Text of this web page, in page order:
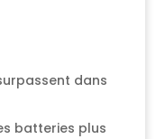
dans
batteries plus